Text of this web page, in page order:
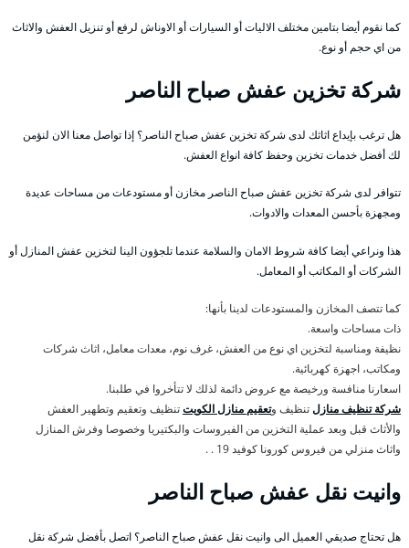
كما نقوم أيضا بتامين مختلف الاليات أو السيارات أو الاوناش لرفع أو تنزيل العفش والاثاث
من اي حجم أو نوع.
شركة تخزين عفش صباح الناصر
هل ترغب بإيداع اثاثك لدى شركة تخزين عفش صباح الناصر؟ إذا تواصل معنا الان لنؤمن
لك أفضل خدمات تخزين وحفظ كافة انواع العفش.
تتوافر لدى شركة تخزين عفش صباح الناصر مخازن أو مستودعات من مساحات عديدة
ومجهزة بأحسن المعدات والادوات.
هذا ونراعي أيضا كافة شروط الامان والسلامة عندما تلجؤون الينا لتخزين عفش المنازل أو
الشركات أو المكاتب أو المعامل.
كما تتصف المخازن والمستودعات لدينا بأنها:
ذات مساحات واسعة.
نظيفة ومناسبة لتخزين اي نوع من العفش، غرف نوم، معدات معامل، اثاث شركات
ومكاتب، اجهزة كهربائية.
اسعارنا منافسة ورخيصة مع عروض دائمة لذلك لا تتأخروا في طلبنا.
شركة تنظيف منازلتنظيف وتعقيم منازل الكويتتنظيف وتعقيم وتطهير العفش
والأثاث قبل وبعد عملية التخزين من الفيروسات والبكتيريا وخصوصا وفرش المنازل
واثاث منزلي من فيروس كورونا كوفيد 19 . .
وانيت نقل عفش صباح الناصر
هل تحتاج صديقي العميل الى وانيت نقل عفش صباح الناصر؟ اتصل بأفضل شركة نقل